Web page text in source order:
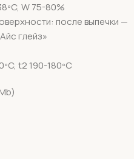
W 75-80%
после выпечки —
глейз»
t2 190-180ºC